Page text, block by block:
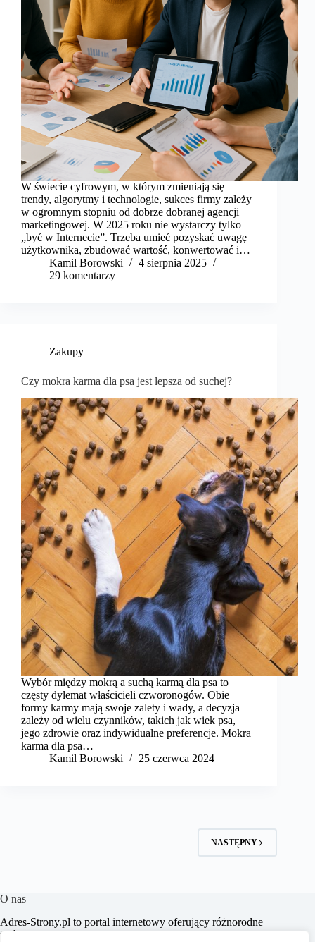
W świecie cyfrowym, w którym zmieniają się
trendy, algorytmy i technologie, sukces firmy zależy
w ogromnym stopniu od dobrze dobranej agencji
marketingowej. W 2025 roku nie wystarczy tylko
„być w Internecie”. Trzeba umieć pozyskać uwagę
użytkownika, zbudować wartość, konwertować i…
Kamil Borowski
4 sierpnia 2025
29 komentarzy
Zakupy
Czy mokra karma dla psa jest lepsza od suchej?
Wybór między mokrą a suchą karmą dla psa to
częsty dylemat właścicieli czworonogów. Obie
formy karmy mają swoje zalety i wady, a decyzja
zależy od wielu czynników, takich jak wiek psa,
jego zdrowie oraz indywidualne preferencje. Mokra
karma dla psa…
Kamil Borowski
25 czerwca 2024
NASTĘPNY
O nas
​Adres-Strony.pl to portal internetowy oferujący różnorodne
treści z dziedzin takich jak dom, biznes, moda, lifestyle,